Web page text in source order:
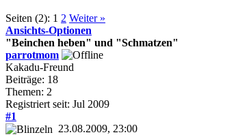
Seiten (2): 1 2 Weiter »
Ansichts-Optionen
"Beinchen heben" und "Schmatzen"
parrotmom
Kakadu-Freund
Beiträge: 18
Themen: 2
Registriert seit: Jul 2009
#1
23.08.2009, 23:00